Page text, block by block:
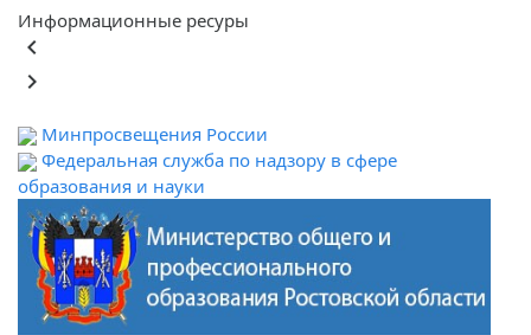
Информационные ресуры
keyboard_arrow_left
keyboard_arrow_right
Минпросвещения России
Федеральная служба по надзору в сфере
образования и науки